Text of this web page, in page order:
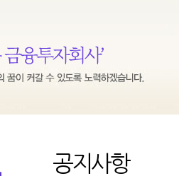
공지사항